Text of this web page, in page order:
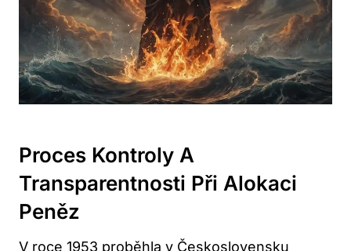
Proces Kontroly A
Transparentnosti Při Alokaci
Peněz
V roce 1953 proběhla v Československu